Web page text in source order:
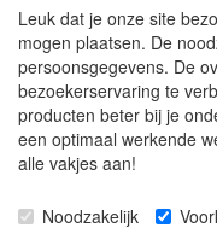
Sociale media
RESERVED to
Leuk dat je onze site
mogen plaatsen. De
persoonsgegevens. De
bezoekerservaring te
producten beter bij je
een optimaal werkende
alle vakjes aan!
Noodzakelijk